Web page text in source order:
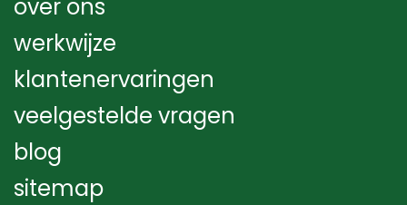
over ons
werkwijze
klantenervaringen
veelgestelde vragen
blog
sitemap